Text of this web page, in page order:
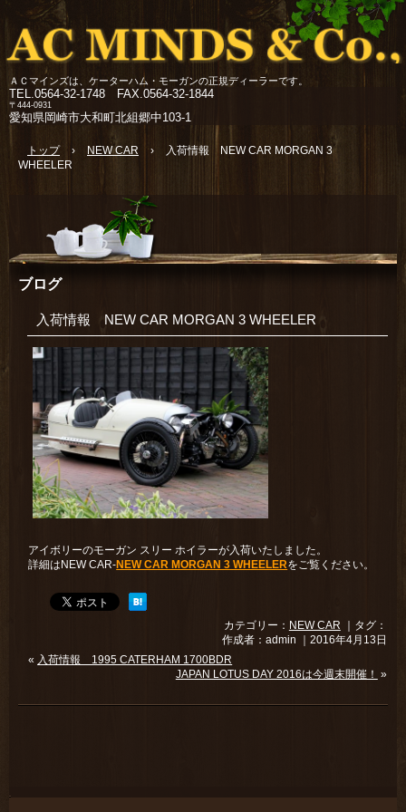
ＡＣマインズは、ケーターハム・モーガンの正規ディーラーです。
TEL.0564-32-1748 FAX.0564-32-1844
〒444-0931
愛知県岡崎市大和町北組郷中103-1
トップ › NEW CAR ›
入荷情報 NEW CAR MORGAN 3
WHEELER
ブログ
入荷情報 NEW CAR MORGAN 3 WHEELER
アイボリーのモーガン スリー ホイラーが入荷いたしました。
詳細はNEW CAR-NEW CAR MORGAN 3 WHEELERをご覧ください。
カテゴリー： NEW CAR ｜タグ：
作成者：admin ｜2016年4月13日
« 入荷情報 1995 CATERHAM 1700BDR
JAPAN LOTUS DAY 2016は今週末開催！ »